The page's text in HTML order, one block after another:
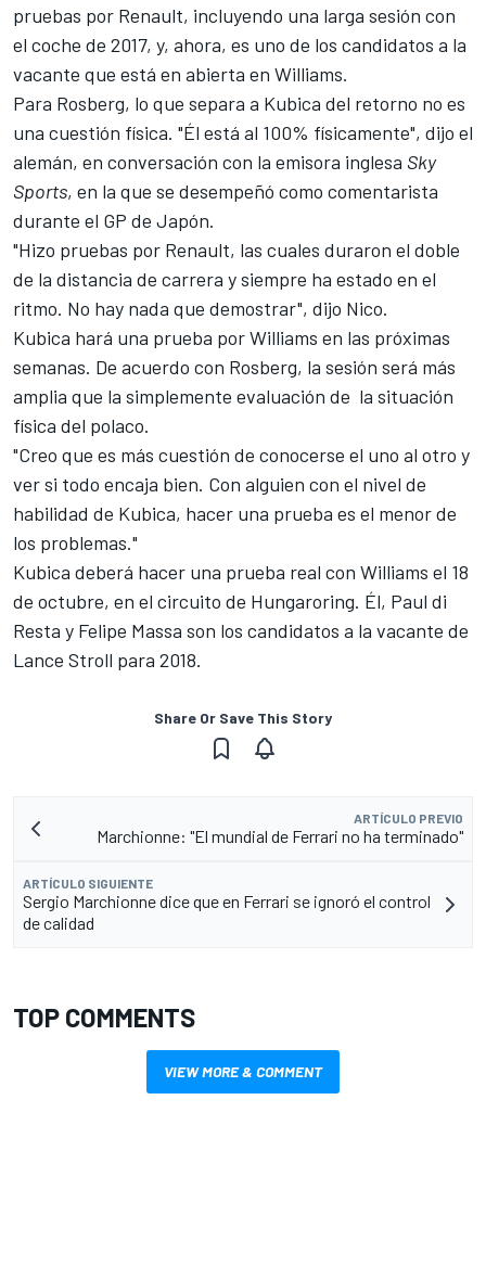
pruebas por Renault, incluyendo una larga sesión con
el coche de 2017, y, ahora, es uno de los candidatos a la
vacante que está en abierta en Williams.
Para Rosberg, lo que separa a Kubica del retorno no es
una cuestión física. "Él está al 100% físicamente", dijo el
alemán, en conversación con la emisora inglesa Sky
Sports, en la que se desempeñó como comentarista
durante el GP de Japón.
"Hizo pruebas por Renault, las cuales duraron el doble
de la distancia de carrera y siempre ha estado en el
ritmo. No hay nada que demostrar", dijo Nico.
Kubica hará una prueba por Williams en las próximas
semanas. De acuerdo con Rosberg, la sesión será más
amplia que la simplemente evaluación de la situación
física del polaco.
"Creo que es más cuestión de conocerse el uno al otro y
ver si todo encaja bien. Con alguien con el nivel de
habilidad de Kubica, hacer una prueba es el menor de
los problemas."
Kubica deberá hacer una prueba real con Williams el 18
de octubre, en el circuito de Hungaroring. Él, Paul di
Resta y Felipe Massa son los candidatos a la vacante de
Lance Stroll para 2018.
Share Or Save This Story
ARTÍCULO PREVIO
Marchionne: "El mundial de Ferrari no ha terminado"
ARTÍCULO SIGUIENTE
Sergio Marchionne dice que en Ferrari se ignoró el control
de calidad
TOP COMMENTS
VIEW MORE & COMMENT